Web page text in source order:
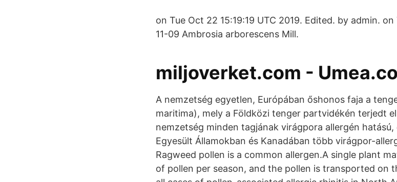
on Tue Oct 22 15:19:19 UTC 2019. Edited. by admin.
11-09 Ambrosia arborescens Mill.
miljoverket.com -
A nemzetség egyetlen, Európában őshonos faja a
maritima), mely a Földközi tenger partvidékén terjedt
nemzetség minden tagjának virágpora allergén
Egyesült Államokban és Kanadában több virágpor-
Ragweed pollen is a common allergen.A single plant
of pollen per season, and the pollen is transported on